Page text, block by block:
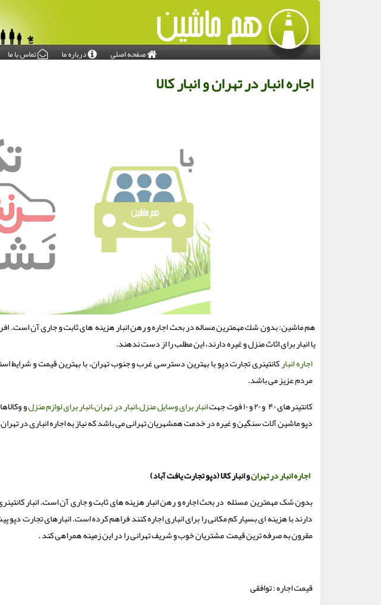
صفحه اصلی درباره ما تماس با ما
اجاره انبار در تهران و انبار كالا
هم ماشین: بدون شك مهمترین مساله در بحث اجاره و رهن انبار هزینه های ثابت و جاری آن است. افرادی
یا انبار برای اثاث منزل و غیره دارند، این مطلب را از دست ندهند.
اجاره انبار
مردم عزیز می باشد.
کانتینرهای ۴۰ و ۲۰ و ۱۰ فوت جهت
انبار برای وسایل منزل،انبار در تهران،انبار برای لوازم منزلو
دپو ماشین آلات سنگین و غیره در خدمت همشهریان تهرانی می باشد که نیاز به اجاره انباری در تهران یا
اجاره انبار در تهرانو انبار کالا (دپو تجارت یافت آباد)
بدون شک مهمترین مسئله در بحث اجاره و رهن انبار هزینه های ثابت و جاری آن است. انبار
دارند با هزینه ای بسیار کم مکانی را برای انباری اجاره کنند فراهم کرده است. انبارهای تجارت دپو
مقرون به صرفه ترین قیمت مشتریان خوب و شریف تهرانی را در این زمینه همراهی کند .
قیمت اجاره : توافقی